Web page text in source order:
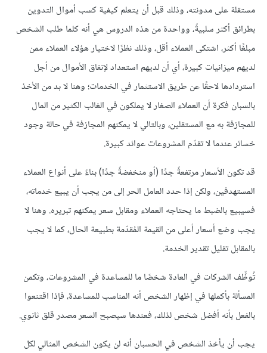
مستقلة على مدونته، وذلك قبل أن يتعلم كيفية كسب أموال التدوين
بطرائق أكثر سلبيةً، وواحدة من هذه الدروس هي أنه كلما طلب الشخص
مبلغًا أكثر، اشتكى العملاء أقل، وذلك نظرًا لاختيار هؤلاء العملاء ممن
لديهم ميزانيات كبيرة، أي أن لديهم استعداد لإنفاق الأموال من أجل
استردادها لاحقًا عن طريق الاستثمار في الخدمات؛ وهنا لا بد من الأخذ
بالسبان فكرة أن العملاء الصغار لا يملكون في الغالب الكثير من المال
للمجازفة به مع المستقلين، وبالتالي لا يمكنهم المجازفة في حالة وجود
خسائر عندما لا تقدّم المشروعات عوائد كبيرة.
قد تكون الأسعار مرتفعةً جدًا (أو منخفضةً جدًا) بناءً على أنواع العملاء
المستهدفين، ولكن إذا حدد العامل الحر إلى من يجب أن يبيع خدماته،
فسيبيع بالضبط ما يحتاجه العملاء ومقابل سعر يمكنهم تبريره. وهنا لا
يجب وضع أسعار أعلى من القيمة المُقدّمة بطبيعة الحال، كما لا يجب
بالمقابل تقليل تقدير الخدمة.
تُوظِّف الشركات في العادة شخصًا ما للمساعدة في المشروعات، وتكمن
المسألة بأكملها في إظهار الشخص أنه المناسب للمساعدة، فإذا اقتنعوا
بالفعل بأنه أفضل شخص لذلك، فعندها سيصبح السعر مصدر قلق ثانوي.
يجب أن يأخذ الشخص في الحسبان أنه لن يكون الشخص المثالي لكل